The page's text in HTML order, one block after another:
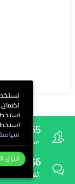
165
عضو.
936
تعليق.
قبول